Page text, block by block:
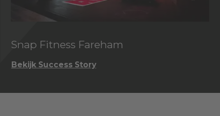
Snap Fitness Fareham
Bekijk Success Story